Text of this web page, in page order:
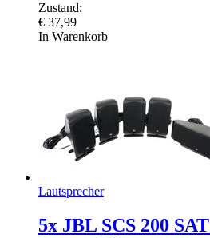
Zustand:
€ 37,99
In Warenkorb
Lautsprecher
5x JBL SCS 200